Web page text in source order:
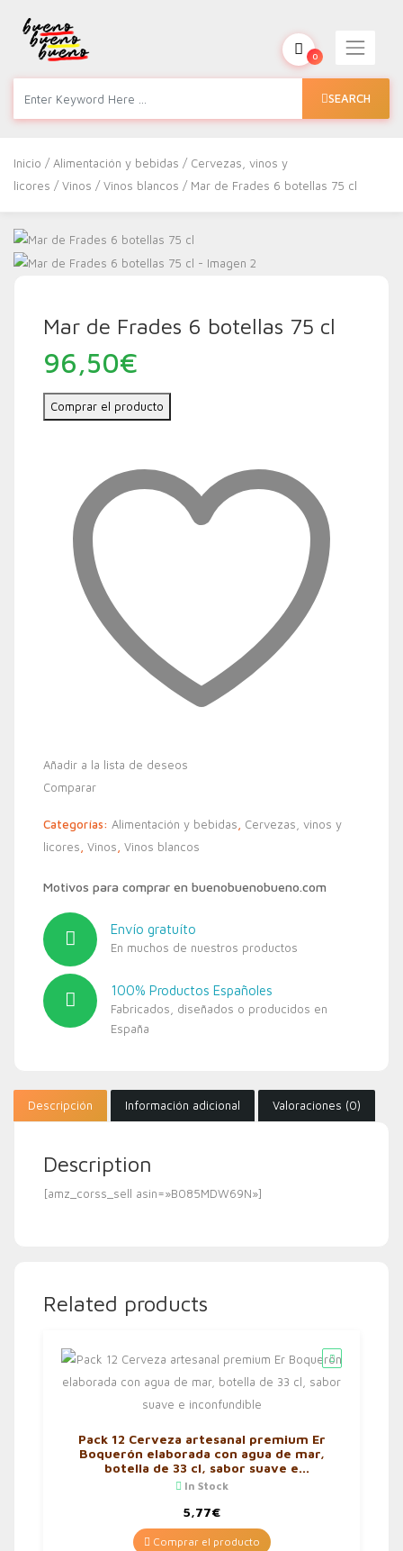
SEARCH
0
Inicio /Alimentación y bebidas / Cervezas, vinos y
licores /Vinos /Vinos blancos / Mar de Frades 6 botellas 75 cl
Mar de Frades 6 botellas 75 cl
96,50€
Comprar el producto
Añadir a la lista de deseos
Comparar
Categorías: Alimentación y bebidas
Cervezas, vinos y
licores Vinos Vinos blancos
Motivos para comprar en buenobuenobueno.com
Envío gratuíto
En muchos de nuestros productos
100% Productos Españoles
Fabricados, diseñados o producidos en
España
Descripción Información adicional Valoraciones (0)
Description
[amz_corss_sell asin=»B085MDW69N»]
Related products
Pack 12 Cerveza artesanal premium Er
Boquerón elaborada con agua de mar,
botella de 33 cl, sabor suave e
inconfundible
In Stock
5,77€
Comprar el producto